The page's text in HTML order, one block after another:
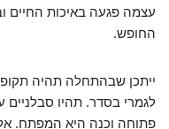
עצמה פגעה באיכות החיים
החופש.
ייתכן שבהתחלה תהיה
לגמרי בסדר. תהיו
פתוחה וכנה היא המפתח.